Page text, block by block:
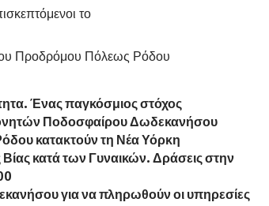
το
Προδρόμου Πόλεως Ρόδου
Ένας παγκόσμιος στόχος
Ποδοσφαίρου Δωδεκανήσου
κατακτούν τη Νέα Υόρκη
κατά των Γυναικών. Δράσεις στην
για να πληρωθούν οι υπηρεσίες